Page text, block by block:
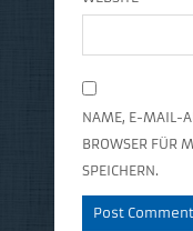
NAME, E-MAIL-
BROWSER FÜR
SPEICHERN.